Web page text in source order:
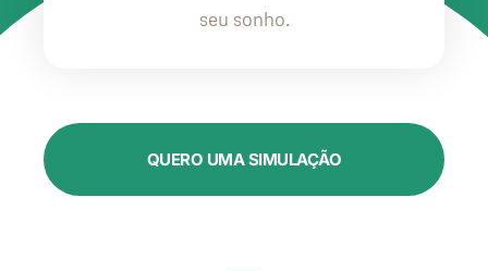
seu sonho.
QUERO UMA SIMULAÇÃO